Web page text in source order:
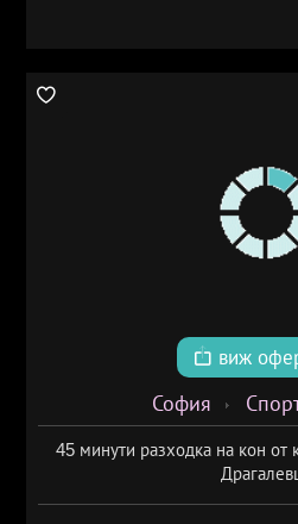
виж
София
45 минути разходка на кон